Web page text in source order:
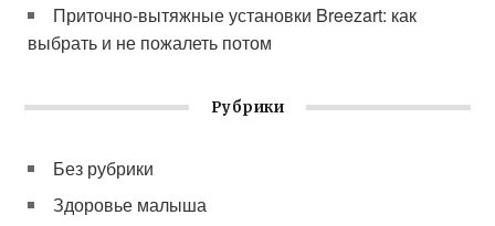
Приточно-вытяжные установки Breezart: как
выбрать и не пожалеть потом
Рубрики
Без рубрики
Здоровье малыша